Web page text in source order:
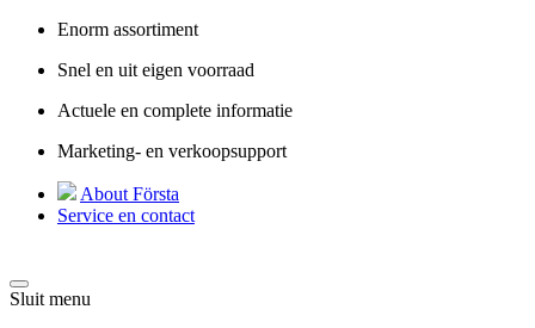
Enorm assortiment
Snel en uit eigen voorraad
Actuele en complete informatie
Marketing- en verkoopsupport
About Första
Service en contact
Sluit menu